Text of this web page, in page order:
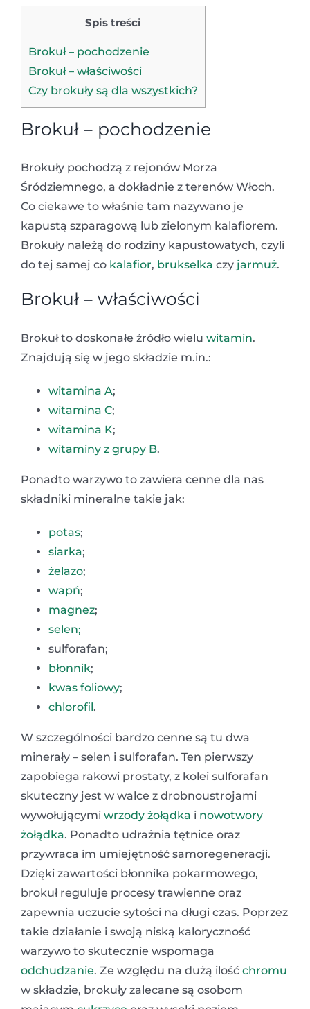
Spis treści
Brokuł – pochodzenie
Brokuł – właściwości
Czy brokuły są dla wszystkich?
Brokuł – pochodzenie
Brokuły pochodzą z rejonów Morza
Śródziemnego, a dokładnie z terenów Włoch.
Co ciekawe to właśnie tam nazywano je
kapustą szparagową lub zielonym kalafiorem.
Brokuły należą do rodziny kapustowatych, czyli
do tej samej co kalafior, brukselka czy jarmuż.
Brokuł – właściwości
Brokuł to doskonałe źródło wielu witamin.
Znajdują się w jego składzie m.in.:
witamina A;
witamina C;
witamina K;
witaminy z grupy B.
Ponadto warzywo to zawiera cenne dla nas
składniki mineralne takie jak:
potas;
siarka;
żelazo;
wapń;
magnez;
selen;
sulforafan;
błonnik;
kwas foliowy;
chlorofil.
W szczególności bardzo cenne są tu dwa
minerały – selen i sulforafan. Ten pierwszy
zapobiega rakowi prostaty, z kolei sulforafan
skuteczny jest w walce z drobnoustrojami
wywołującymi wrzody żołądka i nowotwory
żołądka. Ponadto udrażnia tętnice oraz
przywraca im umiejętność samoregeneracji.
Dzięki zawartości błonnika pokarmowego,
brokuł reguluje procesy trawienne oraz
zapewnia uczucie sytości na długi czas. Poprzez
takie działanie i swoją niską kaloryczność
warzywo to skutecznie wspomaga
odchudzanie. Ze względu na dużą ilość chromu
w składzie, brokuły zalecane są osobom